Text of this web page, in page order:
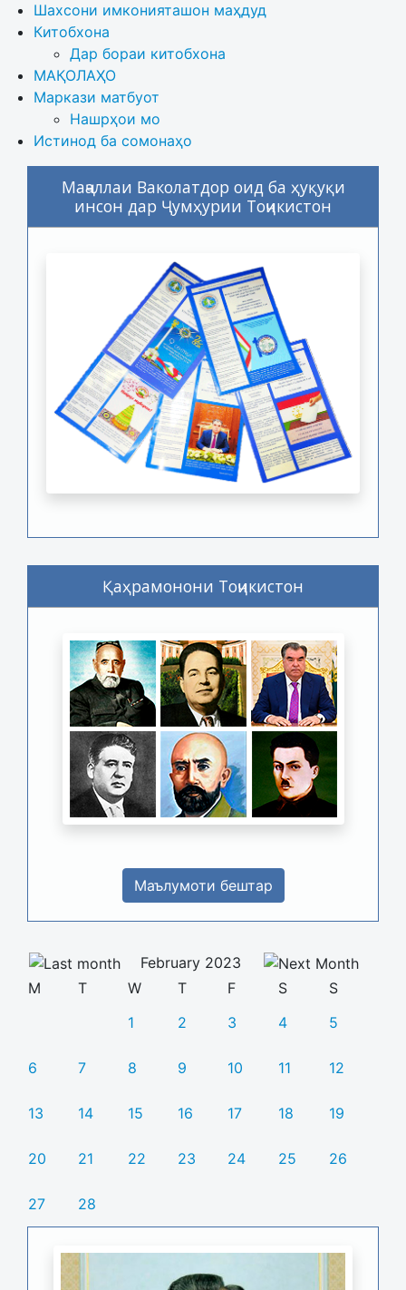
Шахсони имконияташон маҳдуд
Китобхона
Дар бораи китобхона
МАҚОЛАҲО
Маркази матбуот
Нашрҳои мо
Истинод ба сомонаҳо
Маҷаллаи Ваколатдор оид ба ҳуқуқи
инсон дар Ҷумҳурии Тоҷикистон
Қаҳрамонони Тоҷикистон
Маълумоти бештар
February 2023
M
T W T F S
S
1
2 3 4 5
6 7 8 9 10 11 12
13 14 15 16 17 18 19
20 21 22 23 24 25 26
27 28